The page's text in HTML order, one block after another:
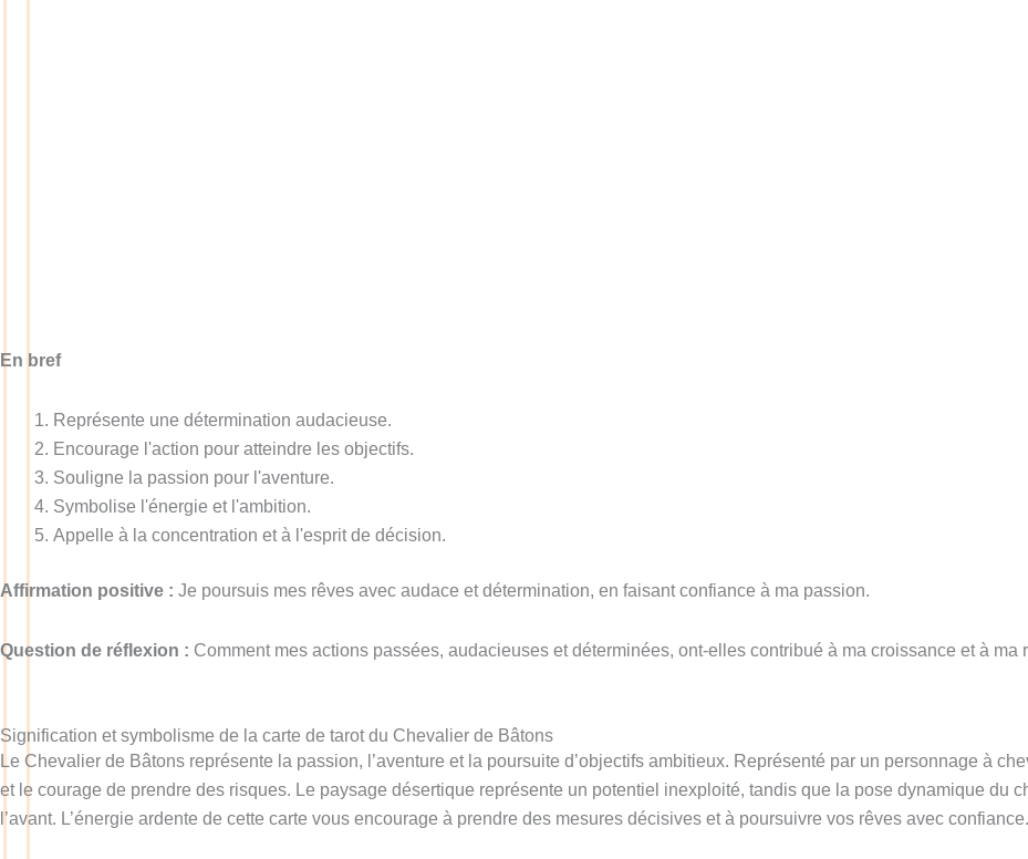
En bref
Représente une détermination audacieuse.
Encourage l'action pour atteindre les objectifs.
Souligne la passion pour l'aventure.
Symbolise l'énergie et l'ambition.
Appelle à la concentration et à l'esprit de décision.
Affirmation positive : Je poursuis mes rêves avec audace et détermination, en faisant confiance à ma passion.
Question de réflexion : Comment mes actions passées, audacieuses et déterminées, ont-elles contribué à ma croissance et à ma
Signification et symbolisme de la carte de tarot du Chevalier de Bâtons
Le Chevalier de Bâtons représente la passion, l’aventure et la poursuite d’objectifs ambitieux. Représenté par un personnage à
et le courage de prendre des risques. Le paysage désertique représente un potentiel inexploité, tandis que la pose dynamique du
l’avant. L’énergie ardente de cette carte vous encourage à prendre des mesures décisives et à poursuivre vos rêves avec confiance.